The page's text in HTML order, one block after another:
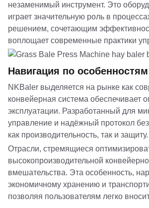
незаменимый инструмент. Это
играет значительную роль в
решением, сочетающим
воплощает современные практики
Навигация по
NKBaler выделяется на рынке как
конвейерная система обеспечивает
эксплуатации. Разработанный для
управление и надёжный протокол
как производительность, так и защиту.
Отрасли, стремящиеся
высокопроизводительной
вмешательства. Эта особенность,
экономичному хранению и
позволяя пользователям легко